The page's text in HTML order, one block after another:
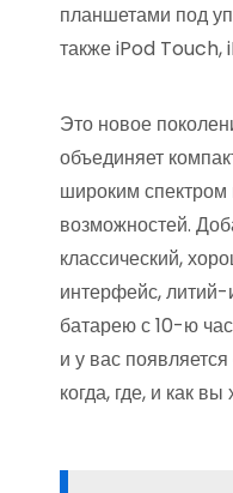
планшетами под
также iPod Touch,
Это новое
объединяет
широким
возможностей.
классический,
интерфейс,
батарею с 10-ю
и у вас
когда, где, и как вы